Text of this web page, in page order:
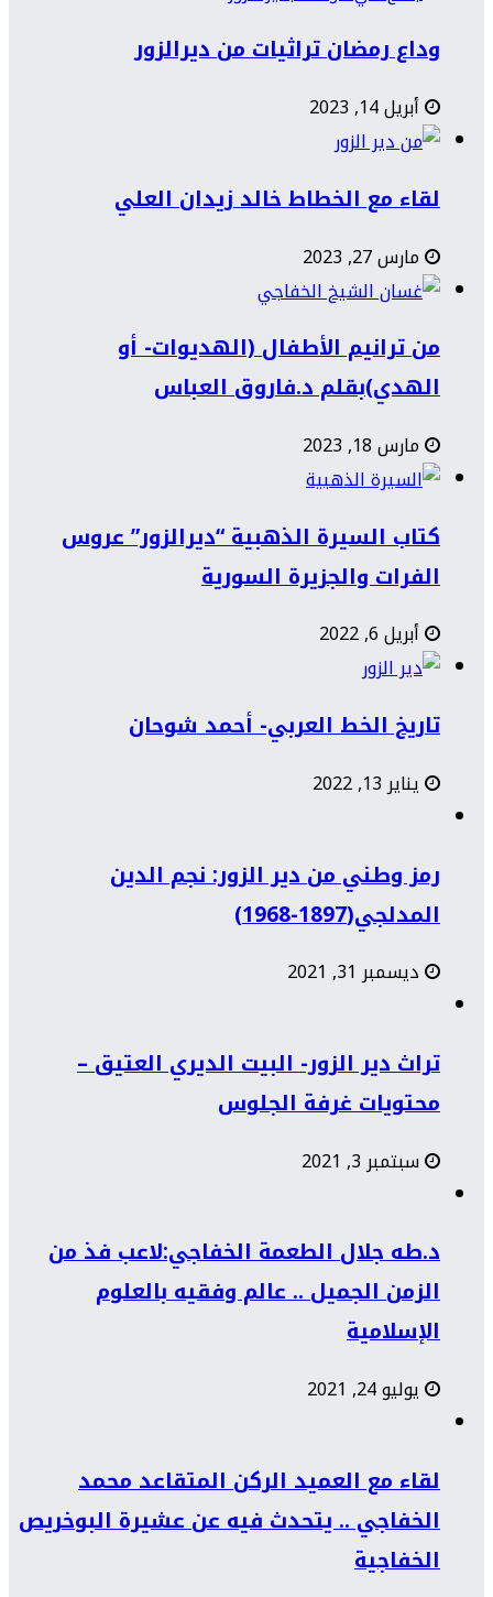
وداع رمضان تراثيات من ديرالزور
أبريل 14, 2023
لقاء مع الخطاط خالد زيدان العلي
مارس 27, 2023
من ترانيم الأطفال (الهديوات- أو
الهدي)بقلم د.فاروق العباس
مارس 18, 2023
كتاب السيرة الذهبية “ديرالزور” عروس
الفرات والجزيرة السورية
أبريل 6, 2022
تاريخ الخط العربي- أحمد شوحان
يناير 13, 2022
رمز وطني من دير الزور: نجم الدين
المدلجي(1897-1968)
ديسمبر 31, 2021
تراث دير الزور- البيت الديري العتيق –
محتويات غرفة الجلوس
سبتمبر 3, 2021
د.طه جلال الطعمة الخفاجي:لاعب فذ من
الزمن الجميل .. عالم وفقيه بالعلوم
الإسلامية
يوليو 24, 2021
لقاء مع العميد الركن المتقاعد محمد
الخفاجي .. يتحدث فيه عن عشيرة البوخريص
الخفاجية